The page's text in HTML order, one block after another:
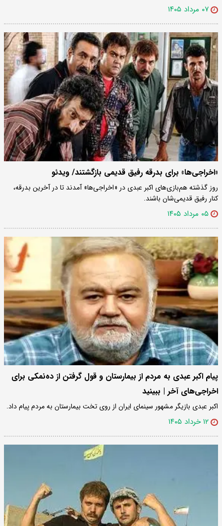
۰۷ مرداد ۱۴۰۵
«اخراجی‌ها» برای بدرقه رفیق قدیمی بازگشتند/ ویدئو
روز گذشته هم‌بازی‌های اکبر عبدی در «اخراجی‌ها» آمدند تا در آخرین بدرقه،
کنار رفیق قدیمی‌شان باشند.
۰۵ مرداد ۱۴۰۵
پیام اکبر عبدی به مردم از بیمارستان و قول ‌گرفتن از ده‌نمکی برای
اخراجی‌های آخر | ببینید
اکبر عبدی بازیگر مشهور سینمای ایران از روی تخت بیمارستان به مردم پیام داد.
۱۲ خرداد ۱۴۰۵